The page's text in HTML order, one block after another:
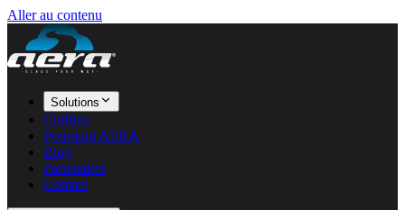
Aller au contenu
Solutions
Chiffres
Pourquoi AERA
Blog
Partenaires
Contact